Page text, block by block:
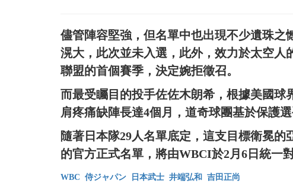
儘管陣容堅強，但名單中也出現不少遺珠
滉大，此次並未入選，此外，效力於太空
聯盟的首個賽季，決定婉拒徵召。
而最受矚目的投手佐佐木朗希，根據美國
肩疼痛缺陣長達4個月，道奇球團基於保護
隨著日本隊29人名單底定，這支目標衛冕
的官方正式名單，將由WBCI於2月6日統一對
WBC 侍ジャパン 日本武士 井端弘和 吉田正尚